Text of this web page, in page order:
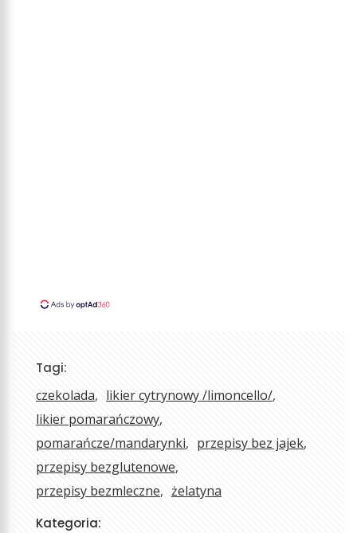
Tagi:
czekolada
likier cytrynowy /limoncello/
likier pomarańczowy
pomarańcze/mandarynki
przepisy bez jajek
przepisy bezglutenowe
przepisy bezmleczne
żelatyna
Kategoria: